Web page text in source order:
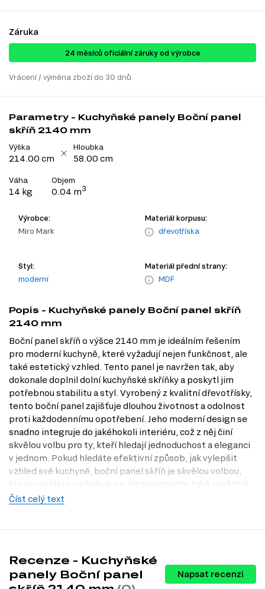
Záruka
24 ​​​​měsíců oficiální záruky od výrobce
Vrácení / výměna zboží do 30 dnů
Parametry - Kuchyňské panely Boční panel
skříň 2140 mm
Výška
214.00 cm
Hloubka
58.00 cm
Váha
14 kg
Objem
0.04 m3
Výrobce:
Miro Mark
Materiál korpusu:
dřevotříska
Styl:
moderní
Materiál přední strany:
MDF
Popis - Kuchyňské panely Boční panel skříň
2140 mm
Boční panel skříň o výšce 2140 mm je ideálním řešením
pro moderní kuchyně, které vyžadují nejen funkčnost, ale
také estetický vzhled. Tento panel je navržen tak, aby
dokonale doplnil dolní kuchyňské skříňky a poskytl jim
potřebnou stabilitu a styl. Vyrobený z kvalitní dřevotřísky,
tento boční panel zajišťuje dlouhou životnost a odolnost
proti každodennímu opotřebení. Jeho moderní design se
snadno integruje do jakéhokoli interiéru, což z něj činí
skvělou volbu pro ty, kteří hledají jednoduchost a eleganci
v jednom. Pokud hledáte efektivní způsob, jak vylepšit
vzhled své kuchyně, boční panel skříň je skvělou volbou,
kterou najdete na Dubok.cz. Nezapomeňte také navštívit
naši prodejnu v Praze, kde si můžete prohlédnout naše
trvanlivostí, což zajišťuje, že boční panel skříň odolá každodennímu
používání a zachová si svůj vzhled po dlouhou dobu.
Styl. Moderní design tohoto panelu přináší do vaší kuchyně svěží a
Číst celý text
Recenze - Kuchyňské
panely Boční panel
Napsat recenzi